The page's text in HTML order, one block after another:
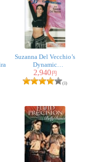
Suzanna Del Vecchio’s
Dynamic
Combinations
2,940円
(1)